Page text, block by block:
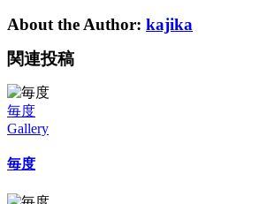
About the Author: kajika
関連投稿
毎度
Gallery
毎度